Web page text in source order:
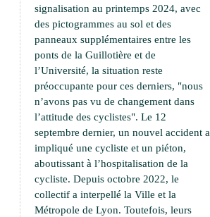
signalisation au printemps 2024, avec
des pictogrammes au sol et des
panneaux supplémentaires entre les
ponts de la Guillotière et de
l’Université, la situation reste
préoccupante pour ces derniers, "nous
n’avons pas vu de changement dans
l’attitude des cyclistes". Le 12
septembre dernier, un nouvel accident a
impliqué une cycliste et un piéton,
aboutissant à l’hospitalisation de la
cycliste. Depuis octobre 2022, le
collectif a interpellé la Ville et la
Métropole de Lyon. Toutefois, leurs